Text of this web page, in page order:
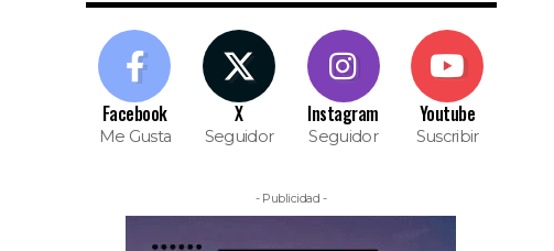
Facebook
Me Gusta
X
Seguidor
Instagram
Seguidor
Youtube
Suscribir
- Publicidad -